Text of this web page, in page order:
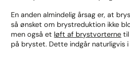
En anden almindelig årsag er, at
så ønsket om brystreduktion ikke
men også et løft af brystvorterne til
på brystet. Dette indgår naturligvis